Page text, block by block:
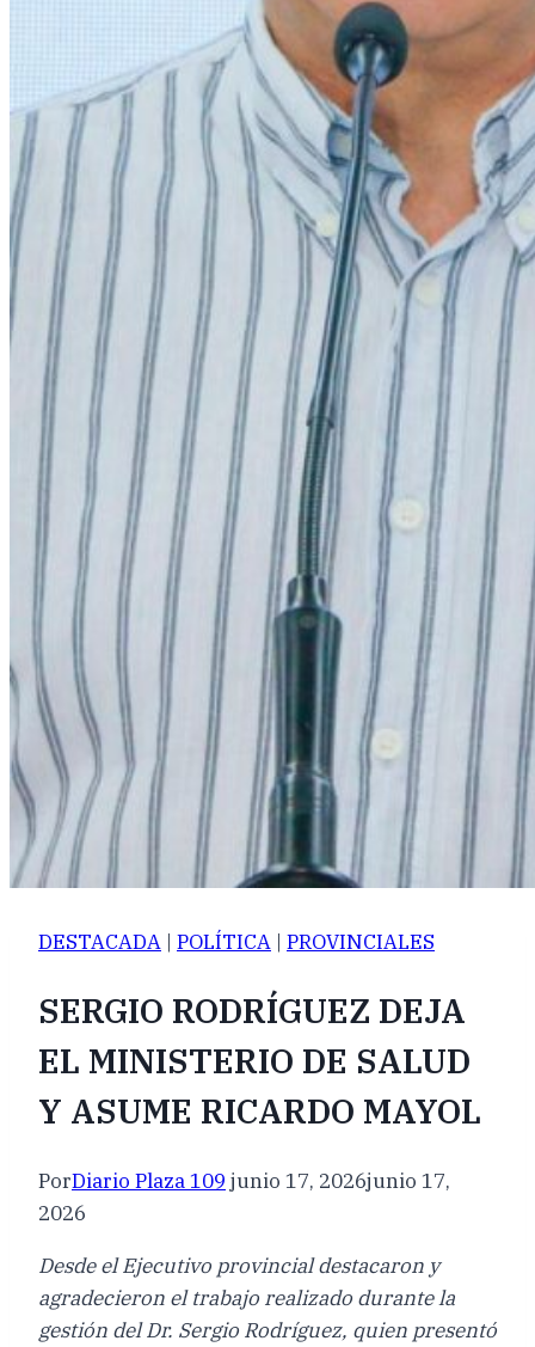
DESTACADA | POLÍTICA | PROVINCIALES
SERGIO RODRÍGUEZ DEJA
EL MINISTERIO DE SALUD
Y ASUME RICARDO MAYOL
PorDiario Plaza 109 junio 17, 2026junio 17,
2026
Desde el Ejecutivo provincial destacaron y
agradecieron el trabajo realizado durante la
gestión del Dr. Sergio Rodríguez, quien presentó